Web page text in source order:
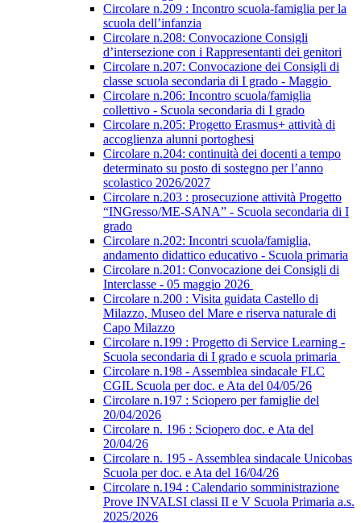
Circolare n.209 : Incontro scuola-famiglia per la
scuola dell’infanzia
Circolare n.208: Convocazione Consigli
d’intersezione con i Rappresentanti dei genitori
Circolare n.207: Convocazione dei Consigli di
classe scuola secondaria di I grado - Maggio
Circolare n.206: Incontro scuola/famiglia
collettivo - Scuola secondaria di I grado
Circolare n.205: Progetto Erasmus+ attività di
accoglienza alunni portoghesi
Circolare n.204: continuità dei docenti a tempo
determinato su posto di sostegno per l’anno
scolastico 2026/2027
Circolare n.203 : prosecuzione attività Progetto
“INGresso/ME-SANA” - Scuola secondaria di I
grado
Circolare n.202: Incontri scuola/famiglia,
andamento didattico educativo - Scuola primaria
Circolare n.201: Convocazione dei Consigli di
Interclasse - 05 maggio 2026
Circolare n.200 : Visita guidata Castello di
Milazzo, Museo del Mare e riserva naturale di
Capo Milazzo
Circolare n.199 : Progetto di Service Learning -
Scuola secondaria di I grado e scuola primaria
Circolare n.198 - Assemblea sindacale FLC
CGIL Scuola per doc. e Ata del 04/05/26
Circolare n.197 : Sciopero per famiglie del
20/04/2026
Circolare n. 196 : Sciopero doc. e Ata del
20/04/26
Circolare n. 195 - Assemblea sindacale Unicobas
Scuola per doc. e Ata del 16/04/26
Circolare n.194 : Calendario somministrazione
Prove INVALSI classi II e V Scuola Primaria a.s.
2025/2026